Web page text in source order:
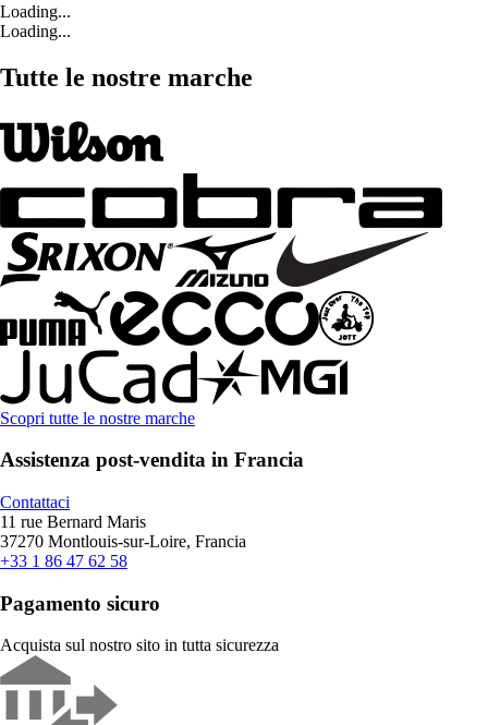
Loading...
Loading...
Tutte le nostre marche
Scopri tutte le nostre marche
Assistenza post-vendita in Francia
Contattaci
11 rue Bernard Maris
37270 Montlouis-sur-Loire, Francia
+33 1 86 47 62 58
Pagamento sicuro
Acquista sul nostro sito in tutta sicurezza